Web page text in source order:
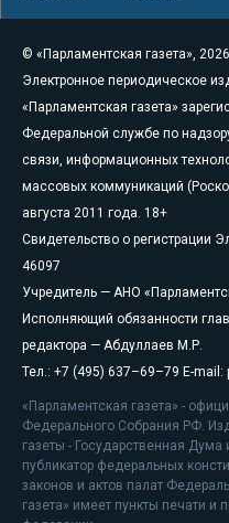
© «Парламентская газета», 2026
Электронное периодическое
«Парламентская газета»
Федеральной службе по
связи, информационных
массовых коммуникаций
августа 2011 года. 18+
Свидетельство о регистрации
46097
Учредитель — АНО
Исполняющий обязанности
редактора — Абдуллаев М.Р.
Тел.: +7 (495) 637–69–79 E-mail:
«Парламентская газета» -
Федерального Собрания РФ.
газеты - Государственная
публикатор федеральных
законов и актов палат
газета» имеет пункты печати и